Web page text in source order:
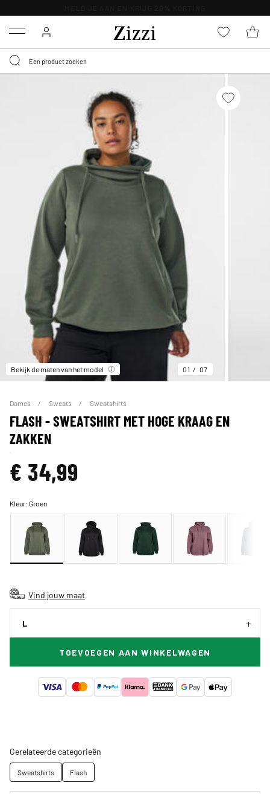
Menu
Bekijk de maten van het model 01 07
Dames Sweats Sweatshirts
FLASH - SWEATSHIRT MET HOGE KRAAG EN
ZAKKEN
€ 34,99
Kleur:Groen
Vind jouw maat
L
TOEVOEGEN AAN WINKELWAGEN
Gerelateerde categorieën
Sweatshirts Flash